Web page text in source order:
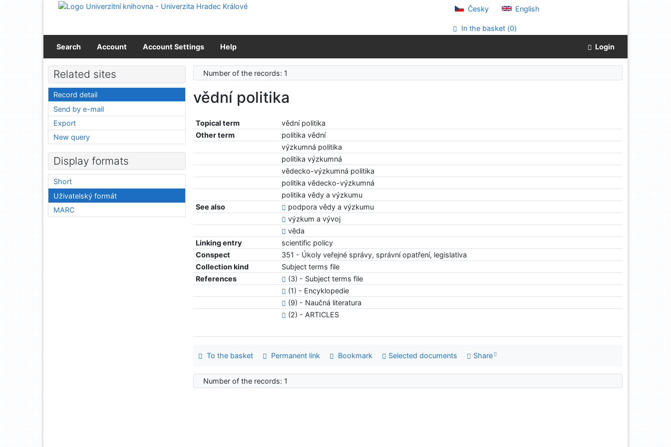
Go to content
Česky English
In the basket (0)
Search Account Account Settings Help Login
Number of the records: 1
vědní politika
Topical term
vědní politika
Other term
politika vědní
výzkumná politika
politika výzkumná
vědecko-výzkumná politika
politika vědecko-výzkumná
politika vědy a výzkumu
See also
podpora vědy a výzkumu
výzkum a vývoj
věda
Linking entry
scientific policy
Conspect
351 - Úkoly veřejné správy, správní opatření, legislativa
Collection kind
Subject terms file
References
(3) - Subject terms file
(1) - Encyklopedie
(9) - Naučná literatura
(2) - ARTICLES
To the basket Permanent link Bookmark Selected documents Share
Number of the records: 1
Related sites
Record detail
Send by e-mail
Export
New query
Display formats
Short
Uživatelský formát
MARC